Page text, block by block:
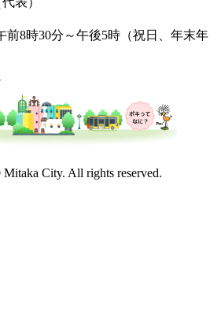
前8時30分～午後5時（祝日、年末年
City. All rights reserved.